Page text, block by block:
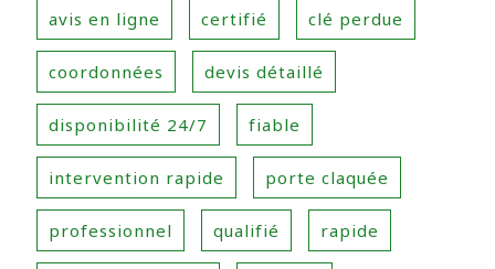
avis en ligne certifié clé perdue
coordonnées devis détaillé
disponibilité 24/7 fiable
intervention rapide porte claquée
professionnel qualifié rapide